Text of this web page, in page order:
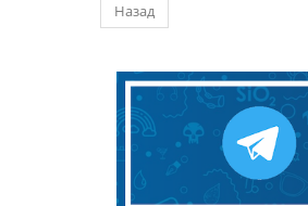
Назад